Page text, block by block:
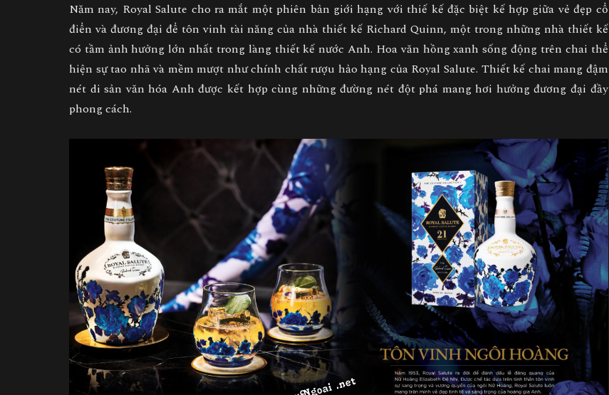
Năm nay, Royal Salute cho ra mắt một phiên bản giới hạng với thiế kế đặc biệt kế hợp giữa vẻ đẹp cổ
điển và đương đại để tôn vinh tài năng của nhà thiết kế Richard Quinn, một trong những nhà thiết kế
có tầm ảnh hưởng lớn nhất trong làng thiết kế nước Anh. Hoa văn hồng xanh sống động trên chai thể
hiện sự tao nhã và mềm mượt như chính chất rượu hảo hạng của Royal Salute. Thiết kế chai mang đậm
nét di sản văn hóa Anh được kết hợp cùng những đường nét đột phá mang hơi hưởng đương đại đầy
phong cách.